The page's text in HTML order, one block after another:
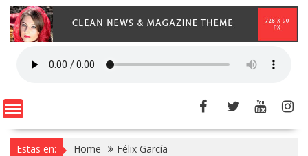
Estas en: Home Félix García